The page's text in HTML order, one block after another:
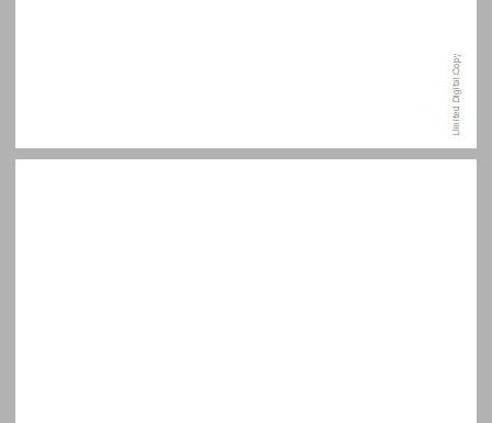
תודות ... 7